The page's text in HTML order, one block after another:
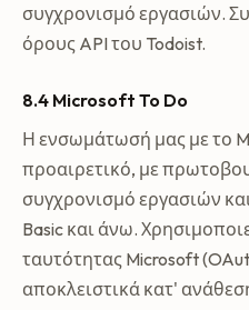
συγχρονισμό εργασιών.
όρους API του Todoist.
8.4 Microsoft To Do
Η ενσωμάτωσή μας με το
προαιρετικό, με
συγχρονισμό εργασιών
Basic και άνω.
ταυτότητας Microsoft
αποκλειστικά κατ'